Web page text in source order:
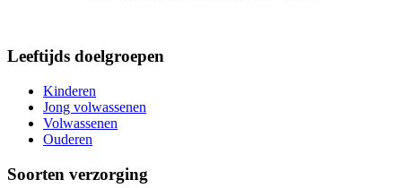
Leeftijds doelgroepen
Kinderen
Jong volwassenen
Volwassenen
Ouderen
Soorten verzorging